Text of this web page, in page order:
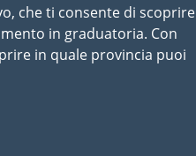
che ti consente di scoprire
in graduatoria. Con
in quale provincia puoi